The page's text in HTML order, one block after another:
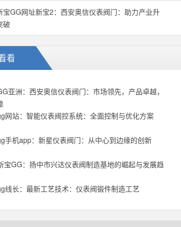
宝GG网址新宝2：西安奥信仪表阀门：助力产业升
破
看
亚洲：西安奥信仪表阀门：市场领先，产品卓越，
网站：智能仪表阀控系统：全面控制与优化方案
手机app：新星仪表阀门：从中心到边缘的创新
宝GG：扬中市兴达仪表阀制造基地的崛起与发展趋
线长：最新工艺技术：仪表阀锻件制造工艺